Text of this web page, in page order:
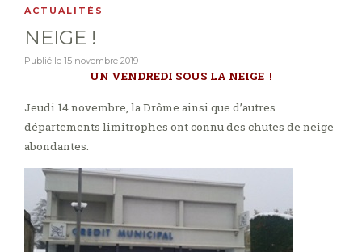
ACTUALITÉS
NEIGE !
Publié le 15 novembre 2019
UN VENDREDI SOUS LA NEIGE !
Jeudi 14 novembre, la Drôme ainsi que d’autres
départements limitrophes ont connu des chutes de neige
abondantes.